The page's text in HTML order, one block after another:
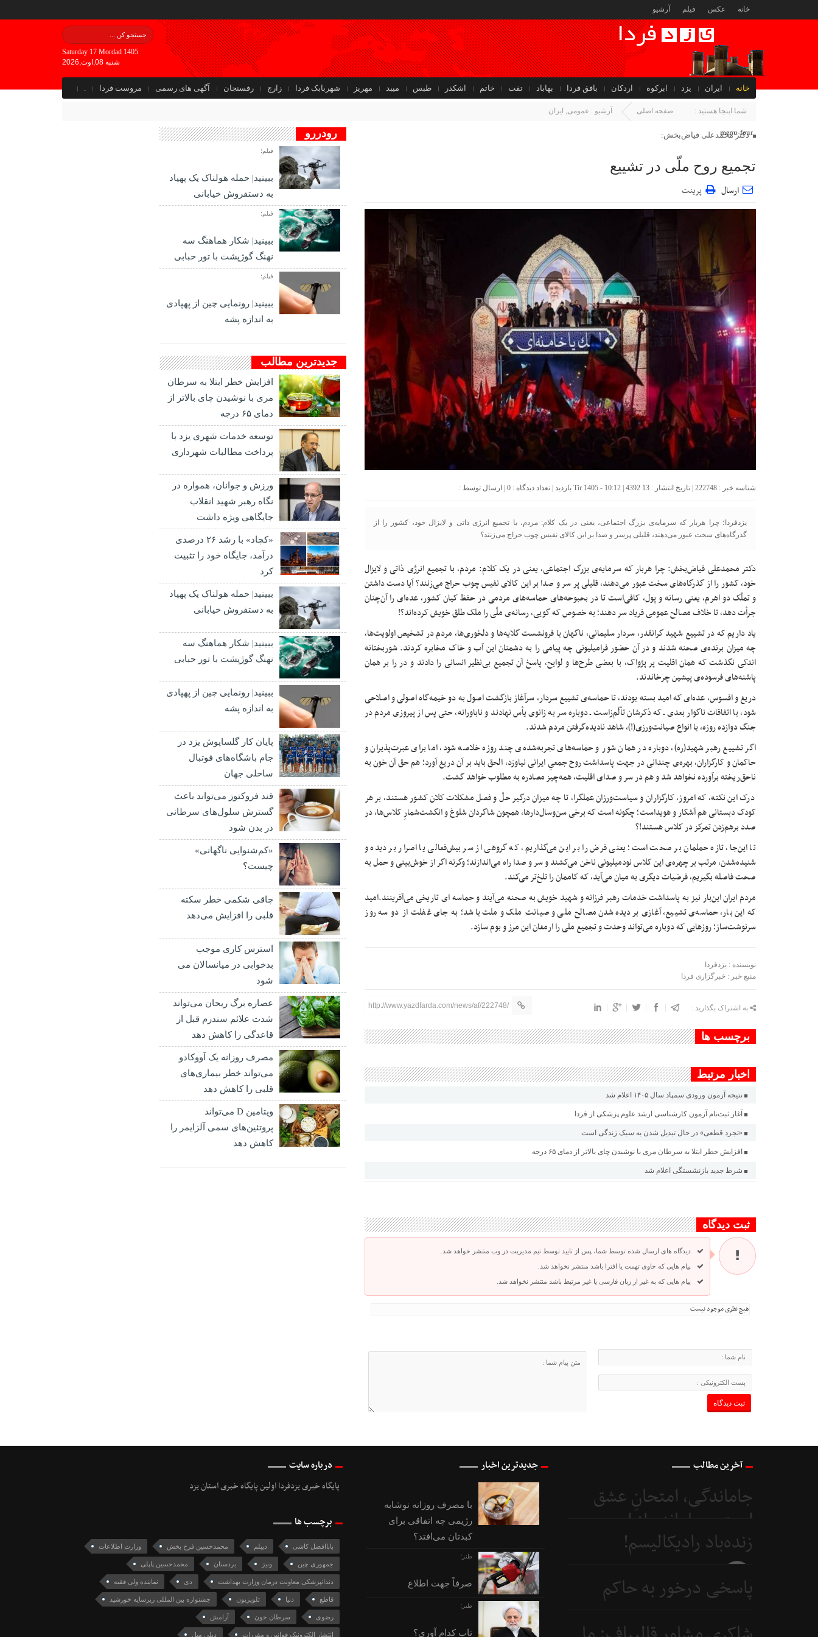
خانه عکس فیلم آرشیو
Saturday 17 Mordad 1405
شنبه 08,اوت,2026
خانه ایران یزد ابرکوه اردکان بافق فردا بهاباد تفت خاتم اشکذر طبس میبد مهریز شهربابک فردا زارچ رفسنجان آگهی های رسمی مروست فردا .
جهان
menu-four
شما اینجا هستید : صفحه اصلی آرشیو : عمومی, ایران
دکتر محمدعلی فیاض‌بخش:
تجمیع روح ملّی در تشییع
ارسال پرینت
شناسه خبر : 222748 | تاریخ انتشار : 13 Tir 1405 - 10:12 | 4392 بازدید | تعداد دیدگاه : 0 | ارسال توسط :
یزدفردا؛ چرا هربار که سرمایه‌ی بزرگ اجتماعی، یعنی در یک کلام: مردم، با تجمیع انرژی ذاتی و لایزال خود، کشور را از
گذرگاه‌های سخت عبور می‌دهند، قلیلی پرسر و صدا بر این کالای نفیس چوب حراج می‌زنند؟
دکتر محمدعلی فیاض‌بخش: چرا هربار که سرمایه‌ی بزرگ اجتماعی، یعنی در یک کلام: مردم، با تجمیع انرژی ذاتی و لایزال
خود، کشور را از گذرگاه‌های سخت عبور می‌دهند، قلیلی پر سر و صدا بر این کالای نفیس چوب حراج می‌زنند؟ آیا دست داشتن
و تملّک دو اهرم، یعنی رسانه و پول، کافی‌است تا در بحبوحه‌های حماسه‌های مردمی در حفظ کیان کشور، عده‌ای را آن‌چنان
جرأت دهد، تا خلاف مصالح عمومی فریاد سر دهند؛ به خصوص که گویی، رسانه‌ی ملّی را ملک طلق خویش کرده‌اند؟!
یاد داریم که در تشییع شهید گرانقدر، سردار سلیمانی، ناگهان با فرونشست گلایه‌ها و دلخوری‌ها، مردم در تشخیص اولویت‌ها،
چه میزان برنده‌ی صحنه شدند و در آن حضور فرامیلیونی چه پیامی را به دشمنان این آب و خاک مخابره کردند. شوربختانه
اندکی نگذشت که همان اقلیت پر پژواک، با بعضی طرح‌ها و لوایح، پاسخ آن تجمیع بی‌نظیر انسانی را دادند و در را بر همان
پاشنه‌های فرسوده‌ی پیشین چرخاندند.
دریغ و افسوس، عده‌ای که امید بسته بودند، تا حماسه‌ی تشییع سردار، سرآغاز بازگشت اصول به دو خیمه‌گاه اصولی و اصلاحی
شود، با اتفاقات ناگوار بعدی ـ که ذکرشان تألّم‌زاست ـ دوباره سر به زانوی یأس نهادند و ناباورانه، حتی پس از پیروزی مردم در
جنگ دوازده‌ روزه، با انواع صیانت‌ورزی(!)، شاهد نادیده‌گرفتن مردم شدند.
اگر تشییع رهبر شهید(ره)، دوباره در همان شور و حماسه‌های تجربه‌شده‌ی چند روزه خلاصه شود، اما برای عبرت‌پذیران و
حاکمان و کارگزاران، بهره‌ی چندانی در جهت پاسداشت روح جمعیِ ایرانی نیاورَد، الحق باید بر آن دریغ آورد؛ هم حق آن خون به
ناحق‌ریخته برآورده نخواهد شد و هم در سر و صدای اقلیت، همه‌چیز مصادره به مطلوب خواهد گشت.
درک این نکته، که امروز، کارگزاران و سیاست‌ورزان عملگرا، تا چه میزان درگیر حلّ و فصل مشکلات کلان کشور هستند، بر هر
کودک دبستانی هم آشکار و هویداست؛ چگونه است که برخی سن‌وسال‌دارها، همچون شاگردان شلوغ و انگشت‌شمارِ کلاس‌ها، در
صدد برهم‌زدن تمرکز در کلاس هستند!؟
تا این‌جا، تازه حملمان بر صحت است؛ یعنی فرض را بر این می‌گذاریم، که گروهی از سر بیش‌فعالی یا اصرار بر دیده و
شنیده‌شدن، مرتب بر چهره‌ی این کلاس نودمیلیونی ناخن می‌کشند و سر و صدا راه می‌اندازند؛ وگرنه اگر از خوش‌بینی و حمل به
صحت فاصله بگیریم، فرضیات دیگری به میان می‌آید، که کاممان را تلخ‌تر می‌کند.
مردم ایران این‌بار نیز به پاسداشت خدمات رهبر فرزانه و شهید خویش به صحنه می‌آیند و حماسه ای تاریخی می‌آفرینند.امید
که این بار، حماسه‌ی تشییع، آغازی بر دیده‌شدن مصالح ملی و صیانت ملک و ملت باشد؛ به جای غفلت از دو سه روز
سرنوشت‌ساز؛ روزهایی که دوباره می‌تواند وحدت و تجمیع ملی را ارمغان این مرز و بوم سازد.
نویسنده : یزدفردا
منبع خبر : خبرگزاری فردا
به اشتراک بگذارید : http://www.yazdfarda.com/news/af/222748/
برچسب ها
اخبار مرتبط
نتیجه آزمون ورودی سمپاد سال ۱۴۰۵ اعلام شد
آغاز ثبت‌نام‌ آزمون کارشناسی ارشد علوم پزشکی از فردا
«تجرد قطعی» در حال تبدیل شدن به سبک زندگی است
افزایش خطر ابتلا به سرطان مری با نوشیدن چای بالاتر از دمای ۶۵ درجه
شرط جدید بازنشستگی اعلام شد
ثبت دیدگاه
دیدگاه های ارسال شده توسط شما، پس از تایید توسط تیم مدیریت در وب منتشر خواهد شد.
پیام هایی که حاوی تهمت یا افترا باشد منتشر نخواهد شد.
پیام هایی که به غیر از زبان فارسی یا غیر مرتبط باشد منتشر نخواهد شد.
هیچ نظری موجود نیست
رودررو
فیلم؛
ببینید| حمله هولناک یک پهپاد
به دستفروش خیابانی
فیلم؛
ببینید| شکار هماهنگ سه
نهنگ گوژپشت با تور حبابی
فیلم؛
ببینید| رونمایی چین از پهپادی
به اندازه پشه
جدیدترین مطالب
افزایش خطر ابتلا به سرطان
مری با نوشیدن چای بالاتر از
دمای ۶۵ درجه
توسعه خدمات شهری یزد با
پرداخت مطالبات شهرداری
ورزش و جوانان، همواره در
نگاه رهبر شهید انقلاب
جایگاهی ویژه داشت
«کچاد» با رشد ۲۶ درصدی
درآمد، جایگاه خود را تثبیت
کرد
ببینید| حمله هولناک یک پهپاد
به دستفروش خیابانی
ببینید| شکار هماهنگ سه
نهنگ گوژپشت با تور حبابی
ببینید| رونمایی چین از پهپادی
به اندازه پشه
پایان کار گلساپوش یزد در
جام باشگاه‌های فوتبال
ساحلی جهان
قند فروکتوز می‌تواند باعث
گسترش سلول‌های سرطانی
در بدن شود
«کم‌شنوایی ناگهانی»
چیست؟
چاقی شکمی خطر سکته
قلبی را افزایش می‌دهد
استرس کاری موجب
بدخوابی در میانسالان می
شود
عصاره برگ ریحان می‌تواند
شدت علائم سندرم قبل از
قاعدگی را کاهش دهد
مصرف روزانه یک آووکادو
می‌تواند خطر بیماری‌های
قلبی را کاهش دهد
ویتامین D می‌تواند
پروتئین‌های سمی آلزایمر را
کاهش دهد
آخرین مطالب
جاماندگی، امتحانِ عشق
است و جامانده از اربعین...
5 روز
زنده‌باد رادیکالیسم!
پاسخی درخور به حاکم
جدیدترین اخبار
با مصرف روزانه نوشابه
رژیمی چه اتفاقی برای
کبدتان می‌افتد؟
طنز؛
صرفاً جهت اطلاع
طنز؛
تاب کدام آوری؟
درباره سایت
پایگاه خبری یزدفردا اولین پایگاه خبری استان یزد
برچسب ها
باباافضل کاشی دیپلم محمدحسین فرح بخش وزارت اطلاعات
جمهوری چین ونیز بردستان محمدحسین پاپلی
دندانپزشکی معاونت درمان وزارت بهداشت دی نماینده ولی فقیه
قاطع دنیا تلویزیون جشنواره بین المللی زیرسایه خورشید
رضوی سرطان خون آرامش
انتشار الکترونيک قوانين و مقررات دیلی میل